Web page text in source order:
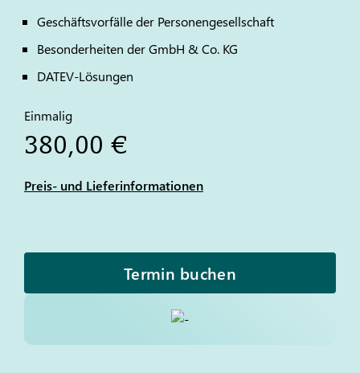
Geschäftsvorfälle der Personengesellschaft
Besonderheiten der GmbH & Co. KG
DATEV-Lösungen
Einmalig
380,00 €
Preis- und Lieferinformationen
Termin buchen